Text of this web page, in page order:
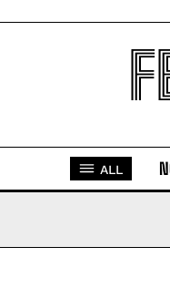
ALL